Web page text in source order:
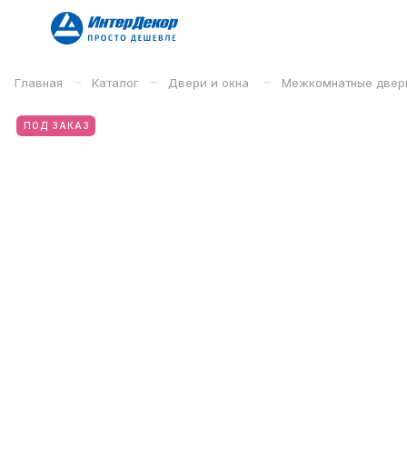
Главная – Каталог – Двери и окна – Межкомнатные
ПОД ЗАКАЗ